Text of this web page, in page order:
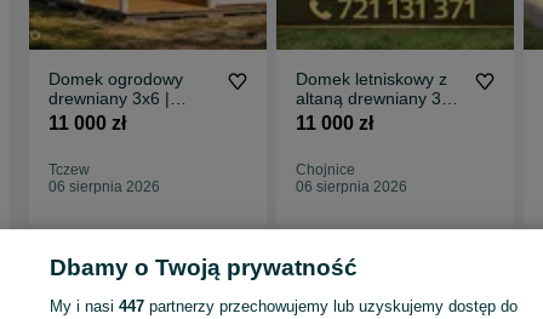
Domek ogrodowy
drewniany 3x6 |
producent |
11 000 zł
Tczew
06 sierpnia 2026
Domek letniskowy z
altaną drewniany 3x6
producent | montaż
11 000 zł
Chojnice
06 sierpnia 2026
Strona główna Dom i Ogród Ogród
Pomorskie
Domki - Pruszcz Gdański
Dbamy o Twoją prywatność
My i nasi447 partnerzy przechowujemy lub uzyskujemy dostęp do